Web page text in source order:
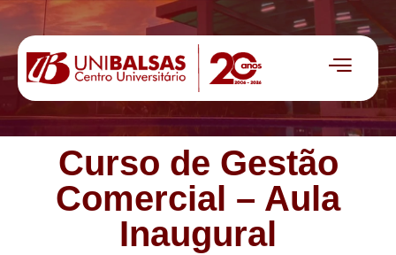
Curso de Gestão
Comercial – Aula
Inaugural